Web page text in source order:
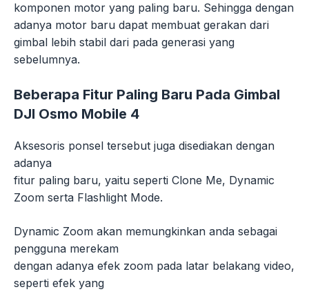
komponen motor yang paling baru. Sehingga dengan
adanya motor baru dapat membuat gerakan dari
gimbal lebih stabil dari pada generasi yang
sebelumnya.
Beberapa Fitur Paling Baru Pada Gimbal
DJI Osmo Mobile 4
Aksesoris ponsel tersebut juga disediakan dengan
adanya
fitur paling baru, yaitu seperti Clone Me, Dynamic
Zoom serta Flashlight Mode.
Dynamic Zoom akan memungkinkan anda sebagai
pengguna merekam
dengan adanya efek zoom pada latar belakang video,
seperti efek yang